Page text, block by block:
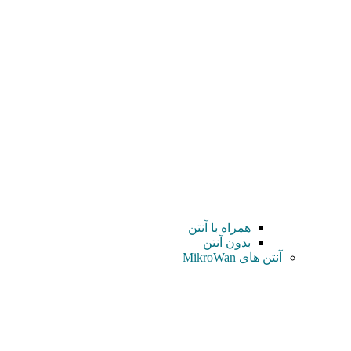
همراه با آنتن
بدون آنتن
آنتن های MikroWan